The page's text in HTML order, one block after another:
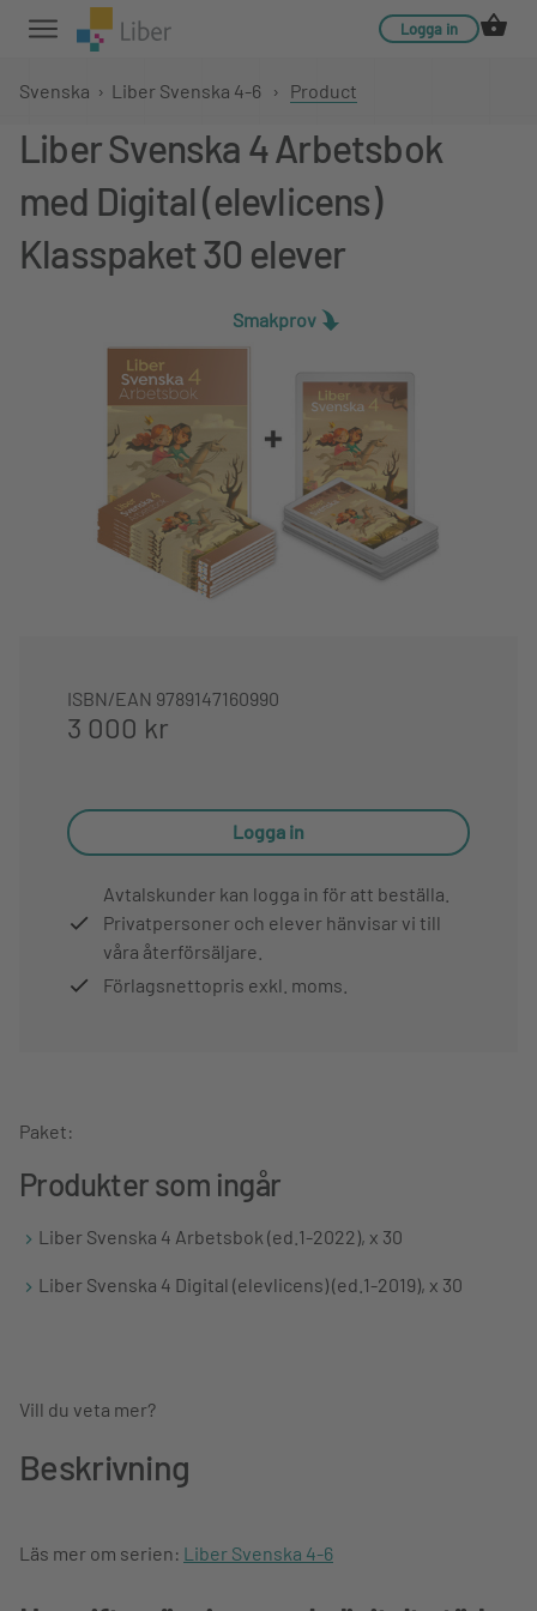
Logga in
Svenska › Liber Svenska 4-6 › Product
Liber Svenska 4 Arbetsbok
med Digital (elevlicens)
Klasspaket 30 elever
Smakprov
Paket:
Produkter som ingår
Liber Svenska 4 Arbetsbok (ed.1-2022), x 30
Liber Svenska 4 Digital (elevlicens) (ed.1-2019), x 30
Vill du veta mer?
Beskrivning
Läs mer om serien: Liber Svenska 4-6
ISBN/EAN 9789147160990
3 000 kr
Logga in
Avtalskunder kan logga in för att beställa.
Privatpersoner och elever hänvisar vi till
våra återförsäljare.
Förlagsnettopris exkl. moms.